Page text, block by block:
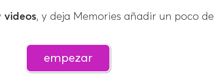
videos, y deja Memories añadir un poco de
empezar